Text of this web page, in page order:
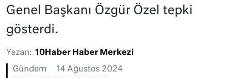
Genel Başkanı Özgür Özel tepki
gösterdi.
Yazan: 10Haber Haber Merkezi
Gündem 14 Ağustos 2024